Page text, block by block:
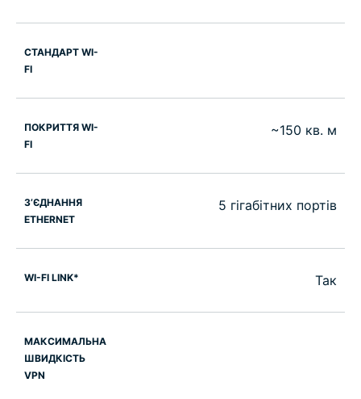
СТАНДАРТ WI-
FI
ПОКРИТТЯ WI-
FI
~150 кв. м
З’ЄДНАННЯ
ETHERNET
5 гігабітних портів
WI-FI LINK* Так
МАКСИМАЛЬНА
ШВИДКІСТЬ
VPN